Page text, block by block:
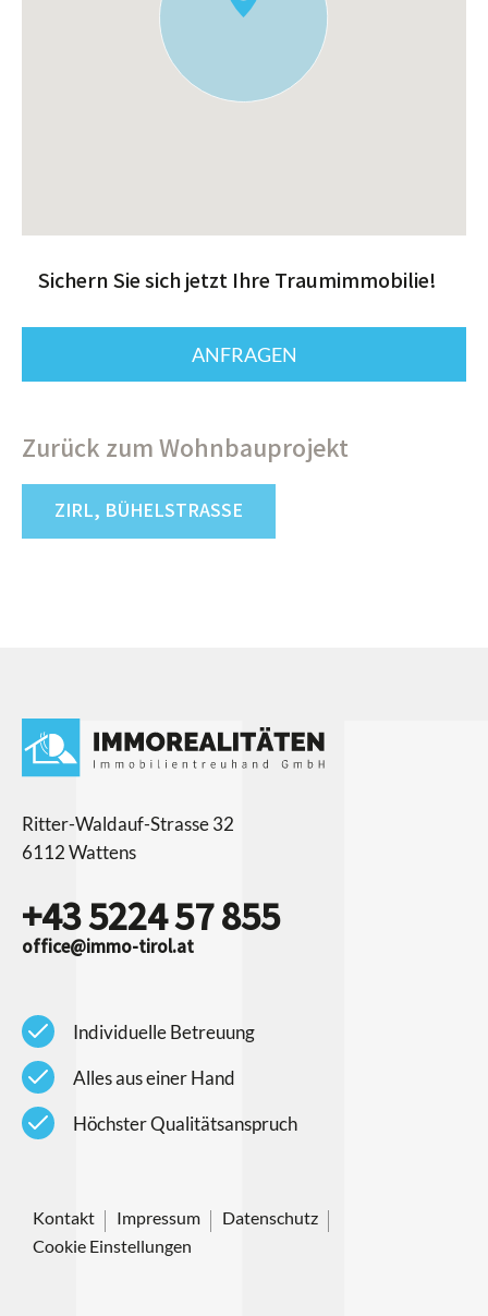
Sichern Sie sich jetzt Ihre Traumimmobilie!
Zurück zum Wohnbauprojekt
ZIRL, BÜHELSTRASSE
Ritter-Waldauf-Strasse 32
6112 Wattens
+43 5224 57 855
office@immo-tirol.at
check Individuelle Betreuung
check Alles aus einer Hand
check Höchster Qualitätsanspruch
Kontakt Impressum
Datenschutz
Cookie Einstellungen